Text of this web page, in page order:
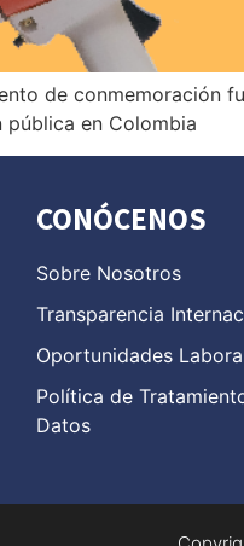
de conmemoración
en Colombia
CONÓCENOS
Sobre Nosotros
Transparencia
Oportunidades
Política de
Datos